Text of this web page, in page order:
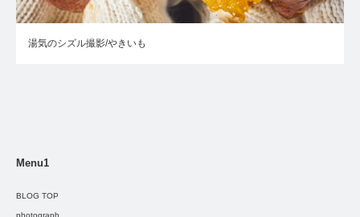
湯気のシズル撮影/やきいも
Menu1
BLOG TOP
photograph